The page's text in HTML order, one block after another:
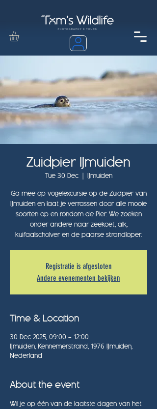
Zuidpier IJmuiden
Tue 30 Dec
  |
IJmuiden
Ga mee op vogelexcursie op de Zuidpier van
IJmuiden en laat je verrassen door alle mooie
soorten op en rondom de Pier. We zoeken
onder andere naar zeekoet, alk,
kuifaalscholver en de paarse strandloper.
Registratie is afgesloten
Andere evenementen bekijken
Time & Location
30 Dec 2025, 09:00 – 12:00
IJmuiden, Kennemerstrand, 1976 IJmuiden,
Nederland
About the event
Wil je op één van de laatste dagen van het